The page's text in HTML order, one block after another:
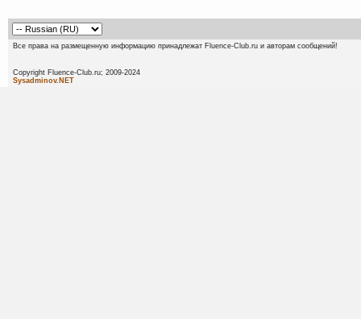
Все права на размещенную информацию принадлежат Fluence-Club.ru и авторам сообщений!
Copyright Fluence-Club.ru;
Sysadminov.NET